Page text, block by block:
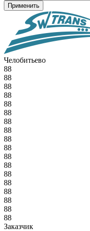
Челобитьево
88
88
88
88
88
88
88
88
88
88
88
88
88
88
88
88
88
88
Заказчик